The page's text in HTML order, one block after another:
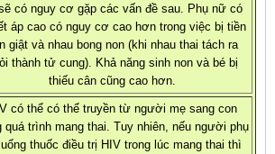
có nguy cơ gặp các vấn đề sau. Phụ nữ có
áp cao có nguy cơ cao hơn trong việc bị tiền
giật và nhau bong non (khi nhau thai tách ra
thành tử cung). Khả năng sinh non và bé bị
thiếu cân cũng cao hơn.
có thể có thể truyền từ người mẹ sang con
quá trình mang thai. Tuy nhiên, nếu người phụ
thuốc điều trị HIV trong lúc mang thai thì